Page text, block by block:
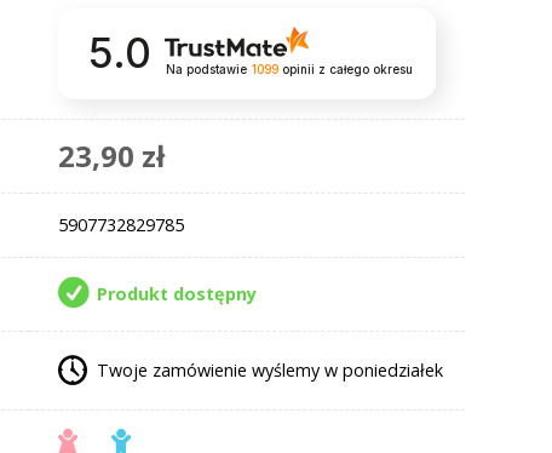
5.0 Na podstawie 1099opinii z całego okresu
23,90 zł
5907732829785
Produkt dostępny
Twoje zamówienie wyślemy w poniedziałek